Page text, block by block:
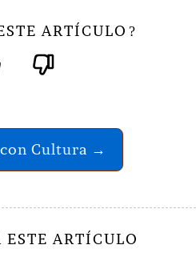
ARTÍCULO ?
Cultura →
ARTÍCULO